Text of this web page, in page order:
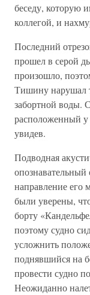
беседу, которую
коллегой, и
Последний
прошел в серой
произошло,
Тишину нарушал
забортной воды.
расположенный у
увидев.
Подводная
опознавательный
направление его
были уверены,
борту
поэтому судно
усложнить
поднявшийся на
провести судно
Неожиданно